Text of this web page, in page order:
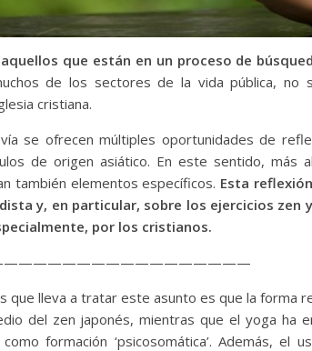
que están en un proceso de
de los sectores de la vida pública, no
cristiana.
se ofrecen múltiples oportunidades de
de origen asiático. En este sentido, más
también elementos específicos. Esta
y, en particular, sobre los ejercicios zen
por los cristianos.
que lleva a tratar este asunto es que la forma
del zen japonés, mientras que el yoga ha
formación ‘psicosomática’. Además,